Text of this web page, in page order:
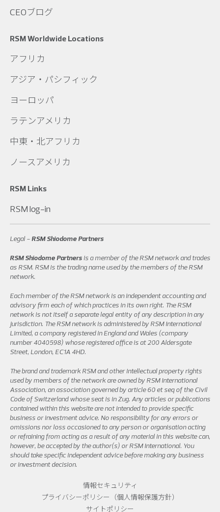
CEOブログ
RSM Worldwide Locations
アフリカ
アジア・パシフィック
ヨーロッパ
ラテンアメリカ
中東・北アフリカ
ノースアメリカ
RSM Links
RSM log-in
Legal -RSM Shiodome Partners
RSM Shiodome Partners is a member of the RSM network and trades
as RSM. RSM is the trading name used by the members of the RSM
network.
Each member of the RSM network is an independent accounting and
advisory firm each of which practices in its own right. The RSM
network is not itself a separate legal entity of any description in any
jurisdiction. The RSM network is administered by RSM International
Limited, a company registered in England and Wales (company
number 4040598) whose registered office is at 200 Aldersgate
Street, London, EC1A 4HD.
The brand and trademark RSM and other intellectual property rights
used by members of the network are owned by RSM International
Association, an association governed by article 60 et seq of the Civil
Code of Switzerland whose seat is in Zug. Any articles or publications
contained within this website are not intended to provide specific
business or investment advice. No responsibility for any errors or
omissions nor loss occasioned to any person or organisation acting
or refraining from acting as a result of any material in this website can,
however, be accepted by the author(s) or RSM International. You
should take specific independent advice before making any business
or investment decision.
情報セキュリティ
プライバシーポリシー（個人情報保護方針）
サイトポリシー